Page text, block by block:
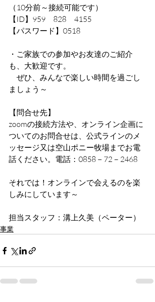
（10分前～接続可能です）
【ID】959　828　4155
【パスワード】0518
・ご家族での参加やお友達のご紹介
も、大歓迎です。
ぜひ、みんなで楽しい時間を過ごし
ましょう～
【問合せ先】
zoomの接続方法や、オンライン企画に
ついてのお問合せは、公式ラインのメ
ッセージ又は空山ポニー牧場までお電
話ください。電話：0858－72－2468
それでは！オンラインで会えるのを楽
しみにしています～
担当スタッフ：溝上久美（ペーター）
事業